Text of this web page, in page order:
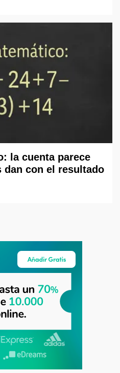
la cuenta parece
con el resultado